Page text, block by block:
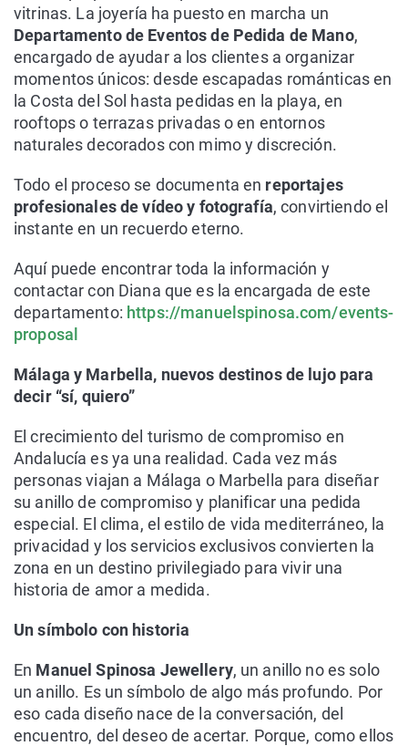
vitrinas. La joyería ha puesto en marcha un
Departamento de Eventos de Pedida de Mano,
encargado de ayudar a los clientes a organizar
momentos únicos: desde escapadas románticas en
la Costa del Sol hasta pedidas en la playa, en
rooftops o terrazas privadas o en entornos
naturales decorados con mimo y discreción.
Todo el proceso se documenta en reportajes
profesionales de vídeo y fotografía, convirtiendo el
instante en un recuerdo eterno.
Aquí puede encontrar toda la información y
contactar con Diana que es la encargada de este
departamento: https://manuelspinosa.com/events-
proposal
Málaga y Marbella, nuevos destinos de lujo para
decir “sí, quiero”
El crecimiento del turismo de compromiso en
Andalucía es ya una realidad. Cada vez más
personas viajan a Málaga o Marbella para diseñar
su anillo de compromiso y planificar una pedida
especial. El clima, el estilo de vida mediterráneo, la
privacidad y los servicios exclusivos convierten la
zona en un destino privilegiado para vivir una
historia de amor a medida.
Un símbolo con historia
En Manuel Spinosa Jewellery, un anillo no es solo
un anillo. Es un símbolo de algo más profundo. Por
eso cada diseño nace de la conversación, del
encuentro, del deseo de acertar. Porque, como ellos